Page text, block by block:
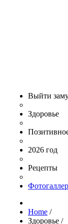
Выйти
Здоровье
2026 год
Рецепты
Home /
Здоровье /